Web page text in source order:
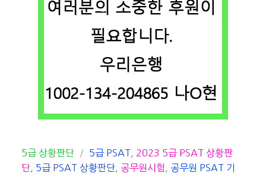
카
테
5급 상황판단
태
그
5급 PSAT
2023 5급 PSAT 상황판
단
5급 PSAT 상황판단 공무원시험
공무원 PSAT 기